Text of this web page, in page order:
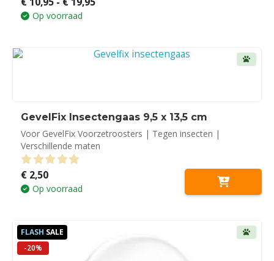
Op voorraad
GevelFix Insectengaas 9,5 x 13,5 cm
Voor GevelFix Voorzetroosters | Tegen insecten |
Verschillende maten
0 out of 5
€ 2,50
Op voorraad
FLASH SALE
-20%